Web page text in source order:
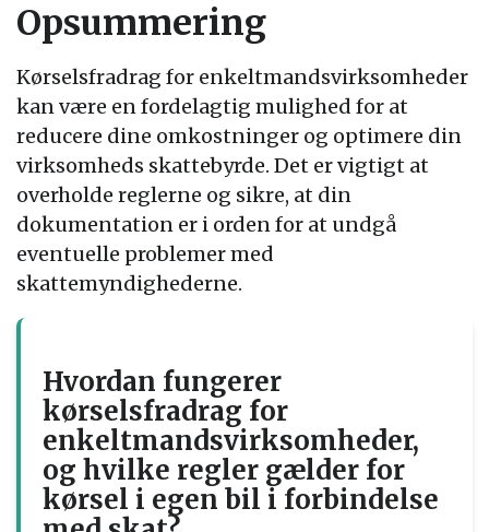
Opsummering
Kørselsfradrag for enkeltmandsvirksomheder
kan være en fordelagtig mulighed for at
reducere dine omkostninger og optimere din
virksomheds skattebyrde. Det er vigtigt at
overholde reglerne og sikre, at din
dokumentation er i orden for at undgå
eventuelle problemer med
skattemyndighederne.
Hvordan fungerer
kørselsfradrag for
enkeltmandsvirksomheder,
og hvilke regler gælder for
kørsel i egen bil i forbindelse